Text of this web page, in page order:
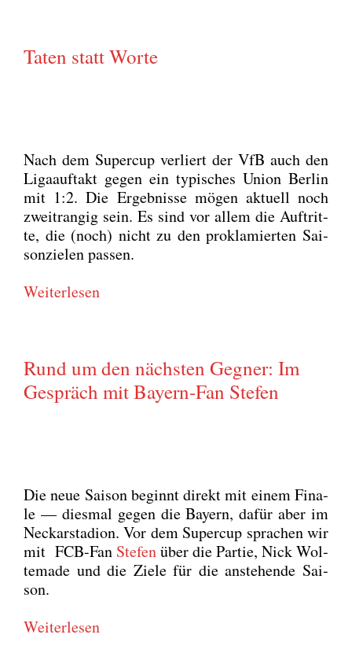
Taten statt Worte
Nach dem Super­cup ver­liert der VfB auch den
Liga­auf­takt gegen ein typi­sches Uni­on Ber­lin
mit 1:2. Die Ergeb­nis­se mögen aktu­ell noch
zweit­ran­gig sein. Es sind vor allem die Auf­trit­
te, die (noch) nicht zu den pro­kla­mier­ten Sai­
son­zie­len pas­sen.
Wei­ter­le­sen
Rund um den nächsten Gegner: Im
Gespräch mit Bayern-Fan Stefen
Die neue Sai­son beginnt direkt mit einem Fina­
le — dies­mal gegen die Bay­ern, dafür aber im
Neckar­sta­di­on. Vor dem Super­cup spra­chen wir
mit FCB-Fan Ste­fenüber die Par­tie, Nick Wol­
te­ma­de und die Zie­le für die anste­hen­de Sai­
son.
Wei­ter­le­sen